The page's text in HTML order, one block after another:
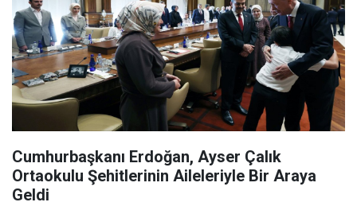
Cumhurbaşkanı Erdoğan, Ayser Çalık
Ortaokulu Şehitlerinin Aileleriyle Bir Araya
Geldi